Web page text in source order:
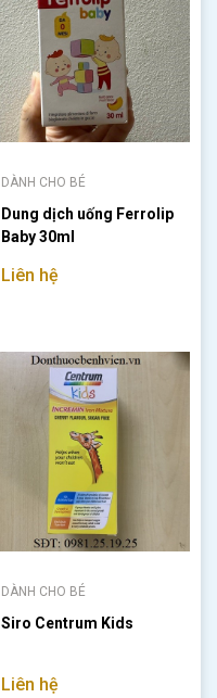
DÀNH CHO BÉ
Dung dịch uống Ferrolip
Baby 30ml
Liên hệ
DÀNH CHO BÉ
Siro Centrum Kids
Liên hệ